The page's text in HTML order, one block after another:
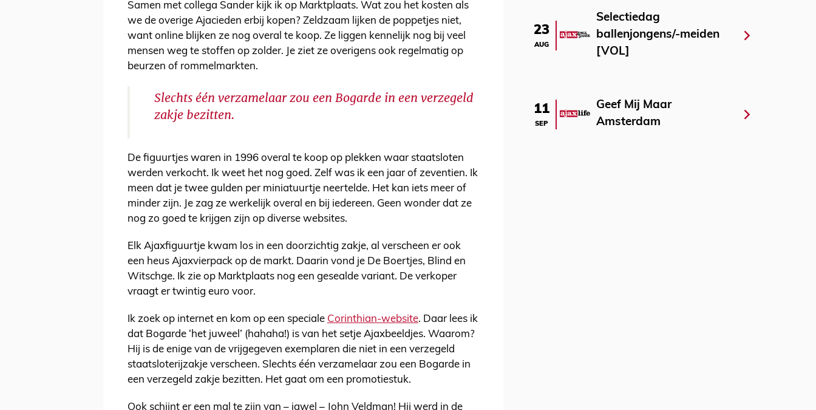
Samen met collega Sander kijk ik op Marktplaats. Wat zou het kosten als
we de overige Ajacieden erbij kopen? Zeldzaam lijken de poppetjes niet,
want online blijken ze nog overal te koop. Ze liggen kennelijk nog bij veel
mensen weg te stoffen op zolder. Je ziet ze overigens ook regelmatig op
beurzen of rommelmarkten.
Slechts één verzamelaar zou een Bogarde in een verzegeld
zakje bezitten.
De figuurtjes waren in 1996 overal te koop op plekken waar staatsloten
werden verkocht. Ik weet het nog goed. Zelf was ik een jaar of zeventien. Ik
meen dat je twee gulden per miniatuurtje neertelde. Het kan iets meer of
minder zijn. Je zag ze werkelijk overal en bij iedereen. Geen wonder dat ze
nog zo goed te krijgen zijn op diverse websites.
Elk Ajaxfiguurtje kwam los in een doorzichtig zakje, al verscheen er ook
een heus Ajaxvierpack op de markt. Daarin vond je De Boertjes, Blind en
Witschge. Ik zie op Marktplaats nog een gesealde variant. De verkoper
vraagt er twintig euro voor.
Ik zoek op internet en kom op een speciale Corinthian-website. Daar lees ik
dat Bogarde ‘het juweel’ (hahaha!) is van het setje Ajaxbeeldjes. Waarom?
Hij is de enige van de vrijgegeven exemplaren die niet in een verzegeld
staatsloterijzakje verscheen. Slechts één verzamelaar zou een Bogarde in
een verzegeld zakje bezitten. Het gaat om een promotiestuk.
Ook schijnt er een mal te zijn van – jawel – John Veldman! Hij werd in de
23
AUG
Selectiedag
ballenjongens/-meiden
[VOL]
11
SEP
Geef Mij Maar
Amsterdam